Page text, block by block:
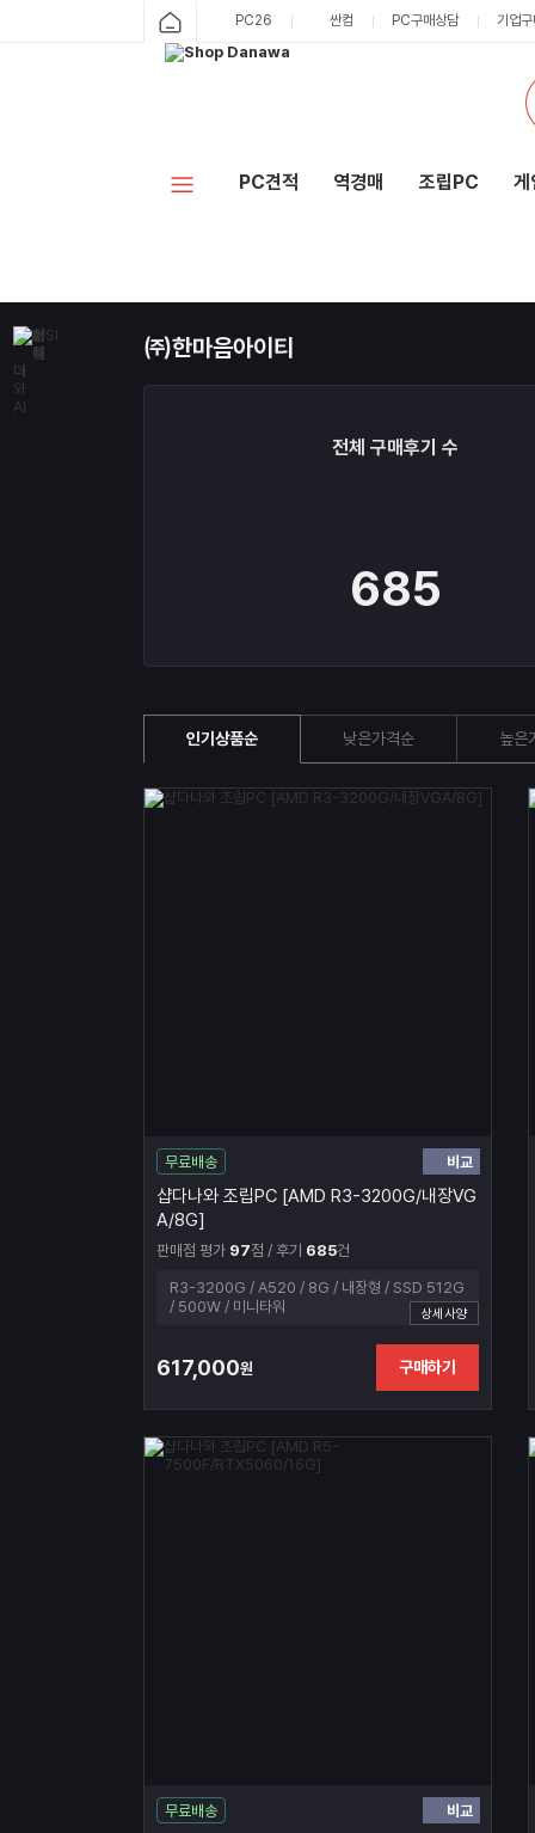
PC26 싼컴 PC구매상담 기업
PC견적 역경매 조립PC 게
㈜한마음아이티
전체 구매후기 수
685
인기상품순 낮은가격순 높은
무료배송 비교
샵다나와 조립PC [AMD R3-3200G/내장VG
A/8G]
판매점 평가 97점 / 후기 685건
R3-3200G / A520 / 8G / 내장형 / SSD 512G
/ 500W / 미니타워
상세사양
617,000원 구매하기
무료배송 비교